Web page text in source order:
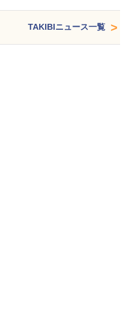
TAKIBIニュース一覧